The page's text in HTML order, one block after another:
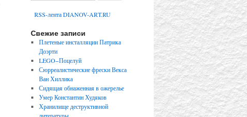
RSS-лента DIANOV-ART.RU
Свежие записи
Плетеные инсталляции Патрика
Доэрти
LEGO−Поцелуй
Сюрреалистические фрески Векса
Ван Хиллика
Сидящая обнаженная в ожерелье
Умер Константин Худяков
Хранилище деструктивной